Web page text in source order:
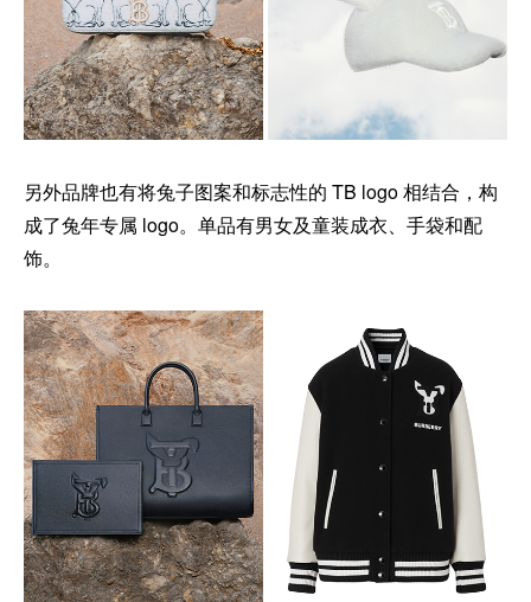
另外品牌也有将兔子图案和标志性的 TB logo 相结合，构
成了兔年专属 logo。单品有男女及童装成衣、手袋和配
饰。